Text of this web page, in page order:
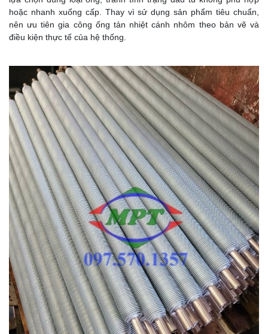
hoặc nhanh xuống cấp. Thay vì sử dụng sản phẩm tiêu chuẩn,
nên ưu tiên gia công ống tản nhiệt cánh nhôm theo bản vẽ và
điều kiện thực tế của hệ thống.